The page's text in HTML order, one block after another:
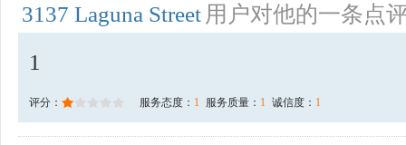
3137 Laguna Street 用户对他的一条点
1
评分： 服务态度： 1 服务质量： 1 诚信度： 1